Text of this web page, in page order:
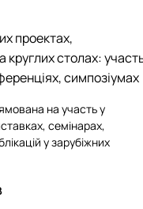
проектах,
круглих столах:
симпозіумах
на участь у
семінарах,
у зарубіжних